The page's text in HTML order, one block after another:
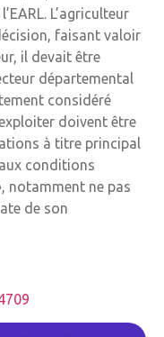
L’agriculteur
faisant valoir
il devait être
départemental
considéré
doivent être
à titre principal
conditions
notamment ne pas
de son